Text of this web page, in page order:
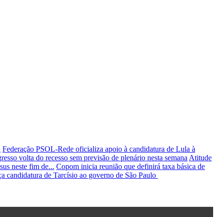
Federação PSOL-Rede oficializa apoio à candidatura de Lula à
volta do recesso sem previsão de plenário nesta semana Atitude
neste fim de... Copom inicia reunião que definirá taxa básica de
candidatura de Tarcísio ao governo de São Paulo